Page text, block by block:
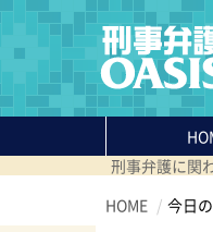
刑事弁護に関
HOME
今日